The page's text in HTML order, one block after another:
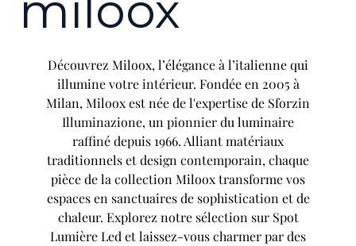
Découvrez Miloox, l’élégance à l’italienne qui
illumine votre intérieur. Fondée en 2005 à
Milan, Miloox est née de l'expertise de Sforzin
Illuminazione, un pionnier du luminaire
raffiné depuis 1966. Alliant matériaux
traditionnels et design contemporain, chaque
pièce de la collection Miloox transforme vos
espaces en sanctuaires de sophistication et de
chaleur. Explorez notre sélection sur Spot
Lumière Led et laissez-vous charmer par des